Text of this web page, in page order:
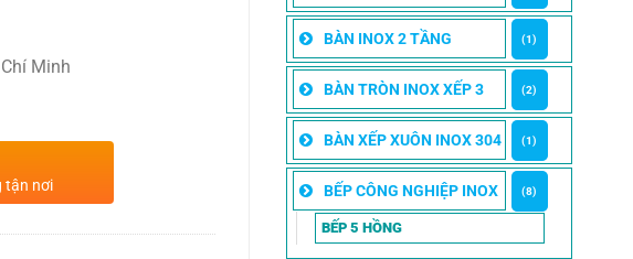
BÀN INOX 2 TẦNG (1)
BÀN TRÒN INOX XẾP 3 (2)
BÀN XẾP XUÔN INOX 304 (1)
BẾP CÔNG NGHIỆP INOX (8)
BẾP 5 HỒNG
Minh
tận nơi